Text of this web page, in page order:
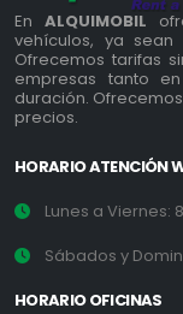
En ALQUIMOBIL
vehículos, ya sean
Ofrecemos tarifas
empresas tanto
duración.
precios.
HORARIO ATENCIÓN
Lunes a Viernes:
Sábados y
HORARIO OFICINAS